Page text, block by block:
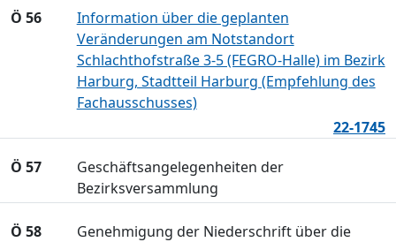
Ö 56
Information über die geplanten
Veränderungen am Notstandort
Schlachthofstraße 3-5 (FEGRO-Halle) im Bezirk
Harburg, Stadtteil Harburg (Empfehlung des
Fachausschusses)
22-1745
Ö 57
Geschäftsangelegenheiten der
Bezirksversammlung
Ö 58
Genehmigung der Niederschrift über die